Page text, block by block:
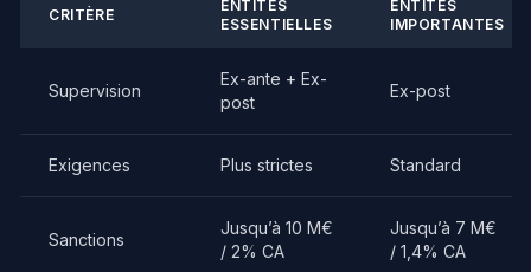
CRITÈRE
ENTITÉS
ESSENTIELLES
ENTITÉS
IMPORTANTES
Supervision
Ex-ante + Ex-
post
Ex-post
Exigences Plus strictes Standard
Sanctions
Jusqu’à 10 M€
/ 2% CA
Jusqu’à 7 M€
/ 1,4% CA